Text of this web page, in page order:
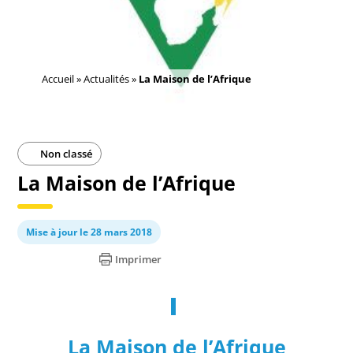
Accueil»Actualités» La Maison de l’Afrique
Non classé
La Maison de l’Afrique
Mise à jour le 28 mars 2018
Imprimer
La Maison de l’Afrique